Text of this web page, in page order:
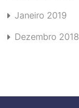
Janeiro 2019
Dezembro 2018